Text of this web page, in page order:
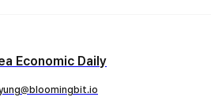
Economic Daily